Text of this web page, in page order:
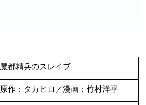
魔都精兵のスレイブ
原作：タカヒロ／漫画：竹村洋平